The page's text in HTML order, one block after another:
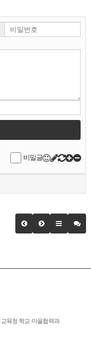
비밀글
육청 학교·마을협력과